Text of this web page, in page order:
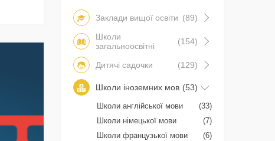
Заклади вищої освіти (89)
Школи
загальноосвітні
(154)
Дитячі садочки (129)
Школи іноземних мов (53)
Школи англійської мови
(33)
Школи німецької мови
(7)
Школи французької мови
(6)